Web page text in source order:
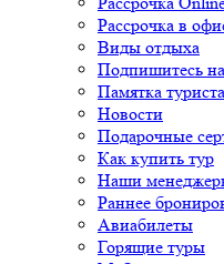
Рассрочка в
Виды отдыха
Подпишитесь
Памятка туриста
Новости
Подарочные
Как купить тур
Наши
Раннее
Авиабилеты
Горящие туры